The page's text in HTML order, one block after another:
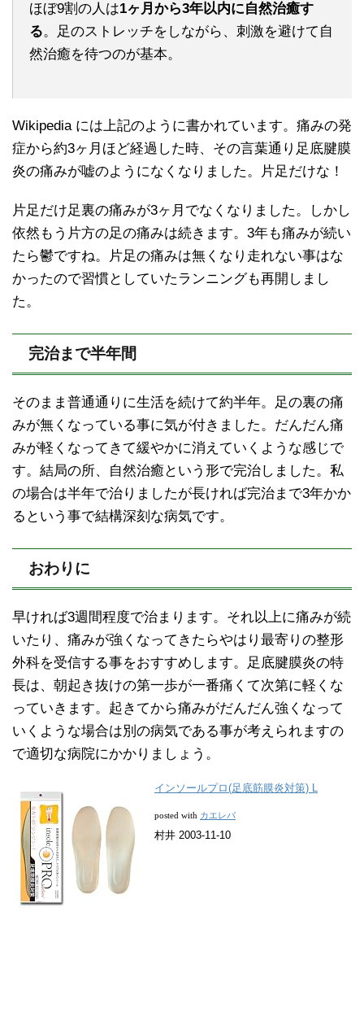
ほぼ9割の人は1ヶ月から3年以内に自然治癒す
る。足のストレッチをしながら、刺激を避けて自
然治癒を待つのが基本。
Wikipedia には上記のように書かれています。痛みの発
症から約3ヶ月ほど経過した時、その言葉通り足底腱膜
炎の痛みが嘘のようになくなりました。片足だけな！
片足だけ足裏の痛みが3ヶ月でなくなりました。しかし
依然もう片方の足の痛みは続きます。3年も痛みが続い
たら鬱ですね。片足の痛みは無くなり走れない事はな
かったので習慣としていたランニングも再開しまし
た。
完治まで半年間
そのまま普通通りに生活を続けて約半年。足の裏の痛
みが無くなっている事に気が付きました。だんだん痛
みが軽くなってきて緩やかに消えていくような感じで
す。結局の所、自然治癒という形で完治しました。私
の場合は半年で治りましたが長ければ完治まで3年かか
るという事で結構深刻な病気です。
おわりに
早ければ3週間程度で治まります。それ以上に痛みが続
いたり、痛みが強くなってきたらやはり最寄りの整形
外科を受信する事をおすすめします。足底腱膜炎の特
長は、朝起き抜けの第一歩が一番痛くて次第に軽くな
っていきます。起きてから痛みがだんだん強くなって
いくような場合は別の病気である事が考えられますの
で適切な病院にかかりましょう。
インソールプロ(足底筋膜炎対策) L
posted with カエレバ
村井 2003-11-10